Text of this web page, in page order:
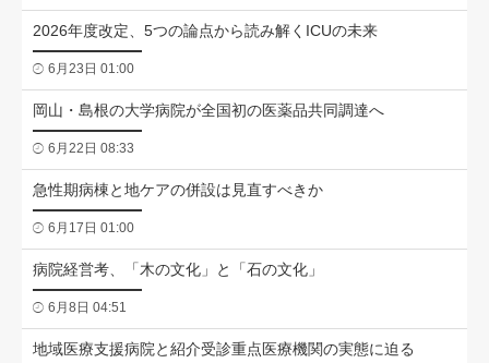
2026年度改定、5つの論点から読み解くICUの未来
6月23日 01:00
岡山・島根の大学病院が全国初の医薬品共同調達へ
6月22日 08:33
急性期病棟と地ケアの併設は見直すべきか
6月17日 01:00
病院経営考、「木の文化」と「石の文化」
6月8日 04:51
地域医療支援病院と紹介受診重点医療機関の実態に迫る